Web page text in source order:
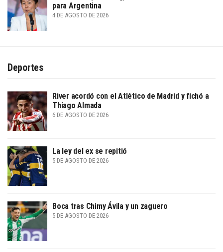
para Argentina
4 DE AGOSTO DE 2026
Deportes
River acordó con el Atlético de Madrid y fichó a
Thiago Almada
6 DE AGOSTO DE 2026
La ley del ex se repitió
5 DE AGOSTO DE 2026
Boca tras Chimy Ávila y un zaguero
5 DE AGOSTO DE 2026